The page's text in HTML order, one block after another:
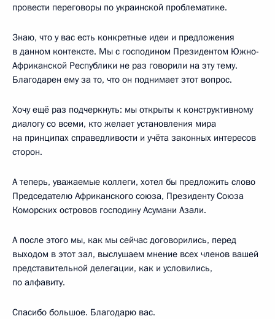
провести переговоры по украинской проблематике.
Знаю, что у вас есть конкретные идеи и предложения
в данном контексте. Мы с господином Президентом Южно-
Африканской Республики не раз говорили на эту тему.
Благодарен ему за то, что он поднимает этот вопрос.
Хочу ещё раз подчеркнуть: мы открыты к конструктивному
диалогу со всеми, кто желает установления мира
на принципах справедливости и учёта законных интересов
сторон.
А теперь, уважаемые коллеги, хотел бы предложить слово
Председателю Африканского союза, Президенту Союза
Коморских островов господину Асумани Азали.
А после этого мы, как мы сейчас договорились, перед
выходом в этот зал, выслушаем мнение всех членов вашей
представительной делегации, как и условились,
по алфавиту.
Спасибо большое. Благодарю вас.